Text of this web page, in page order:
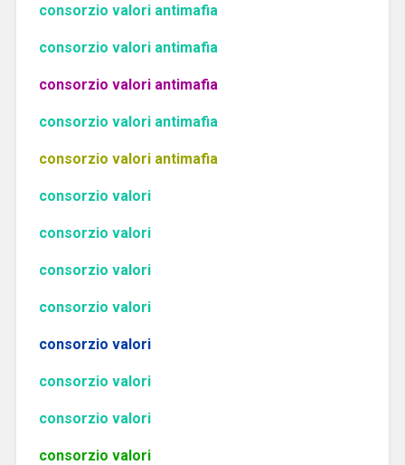
consorzio valori antimafia
consorzio valori antimafia
consorzio valori antimafia
consorzio valori antimafia
consorzio valori antimafia
consorzio valori
consorzio valori
consorzio valori
consorzio valori
consorzio valori
consorzio valori
consorzio valori
consorzio valori